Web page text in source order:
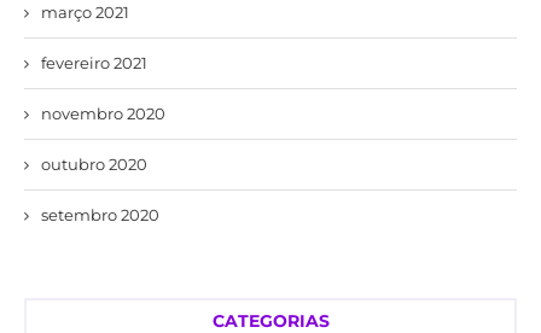
março 2021
fevereiro 2021
novembro 2020
outubro 2020
setembro 2020
CATEGORIAS